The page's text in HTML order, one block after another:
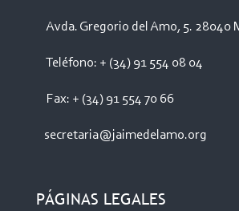
Avda. Gregorio del Amo, 5. 28040
Teléfono: + (34) 91 554 08 04
Fax: + (34) 91 554 70 66
secretaria@jaimedelamo.org
PÁGINAS LEGALES